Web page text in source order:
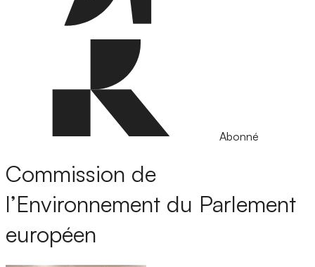
Abonné
Commission de
l’Environnement du Parlement
européen